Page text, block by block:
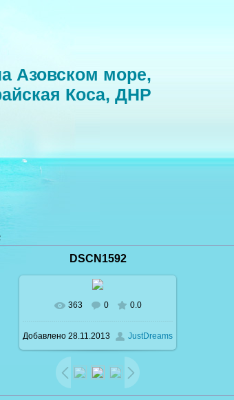
Азовском море,
Коса, ДНР
DSCN1592
В реальном размере
1600x1200/ 205.4Kb
363 0 0.0
Добавлено 28.11.2013 JustDreams